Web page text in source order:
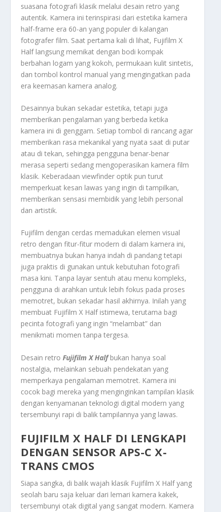
suasana fotografi klasik melalui desain retro yang
autentik. Kamera ini terinspirasi dari estetika kamera
half-frame era 60-an yang populer di kalangan
fotografer film. Saat pertama kali di lihat, Fujifilm X
Half langsung memikat dengan bodi kompak
berbahan logam yang kokoh, permukaan kulit sintetis,
dan tombol kontrol manual yang mengingatkan pada
era keemasan kamera analog.
Desainnya bukan sekadar estetika, tetapi juga
memberikan pengalaman yang berbeda ketika
kamera ini di genggam. Setiap tombol di rancang agar
memberikan rasa mekanikal yang nyata saat di putar
atau di tekan, sehingga pengguna benar-benar
merasa seperti sedang mengoperasikan kamera film
klasik. Keberadaan viewfinder optik pun turut
memperkuat kesan lawas yang ingin di tampilkan,
memberikan sensasi membidik yang lebih personal
dan artistik.
Fujifilm dengan cerdas memadukan elemen visual
retro dengan fitur-fitur modern di dalam kamera ini,
membuatnya bukan hanya indah di pandang tetapi
juga praktis di gunakan untuk kebutuhan fotografi
masa kini. Tanpa layar sentuh atau menu kompleks,
pengguna di arahkan untuk lebih fokus pada proses
memotret, bukan sekadar hasil akhirnya. Inilah yang
membuat Fujifilm X Half istimewa, terutama bagi
pecinta fotografi yang ingin “melambat” dan
menikmati momen tanpa tergesa.
Desain retroFujifilm X Halfbukan hanya soal
nostalgia, melainkan sebuah pendekatan yang
memperkaya pengalaman memotret. Kamera ini
cocok bagi mereka yang menginginkan tampilan klasik
dengan kenyamanan teknologi digital modern yang
tersembunyi rapi di balik tampilannya yang lawas.
FUJIFILM X HALF DI LENGKAPI
DENGAN SENSOR APS-C X-
TRANS CMOS
Siapa sangka, di balik wajah klasik Fujifilm X Half yang
seolah baru saja keluar dari lemari kamera kakek,
tersembunyi otak digital yang sangat modern. Kamera